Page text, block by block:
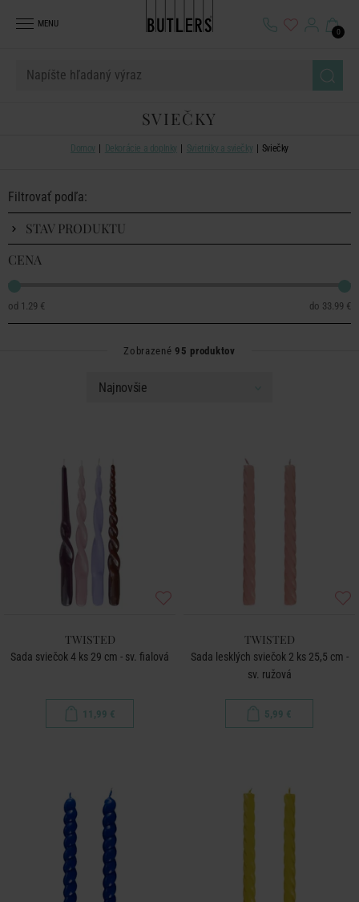
MENU
0
SVIEČKY
Domov Dekorácie a doplnky Svietniky a sviečky Sviečky
Filtrovať podľa:
STAV PRODUKTU
CENA
1.29 € 33.99 €
Zobrazené 95 produktov
TWISTED
Sada sviečok 4 ks 29 cm - sv. fialová
11,99 €
TWISTED
Sada lesklých sviečok 2 ks 25,5 cm -
sv. ružová
5,99 €